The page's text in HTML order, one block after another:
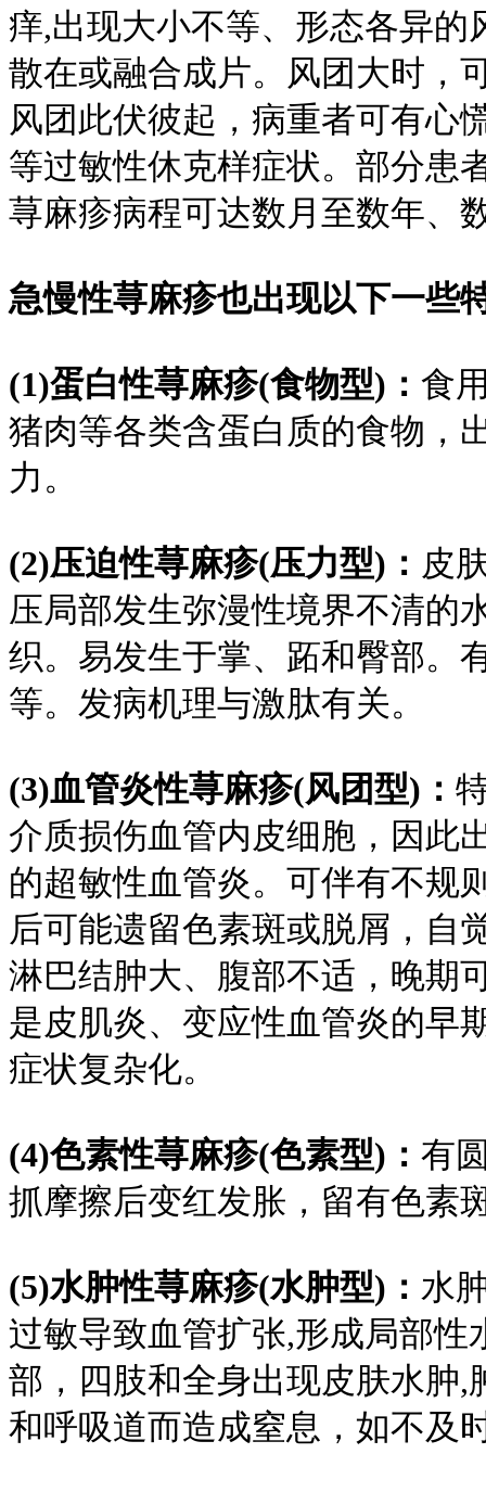
痒,出现大小不等、形态各异
散在或融合成片。风团大时，
风团此伏彼起，病重者可有心
等过敏性休克样症状。部分患
荨麻疹病程可达数月至数年、
急慢性荨麻疹也出现以下一些
(1)蛋白性荨麻疹(食物型)： 食
猪肉等各类含蛋白质的食物，
力。
(2)压迫性荨麻疹(压力型)： 皮
压局部发生弥漫性境界不清的
织。易发生于掌、跖和臀部。
等。发病机理与激肽有关。
(3)血管炎性荨麻疹(风团型)：
介质损伤血管内皮细胞，因此
的超敏性血管炎。可伴有不规
后可能遗留色素斑或脱屑，自
淋巴结肿大、腹部不适，晚期
是皮肌炎、变应性血管炎的早
症状复杂化。
(4)色素性荨麻疹(色素型)： 有
抓摩擦后变红发胀，留有色素
(5)水肿性荨麻疹(水肿型)： 水
过敏导致血管扩张,形成局部
部，四肢和全身出现皮肤水肿
和呼吸道而造成窒息，如不及